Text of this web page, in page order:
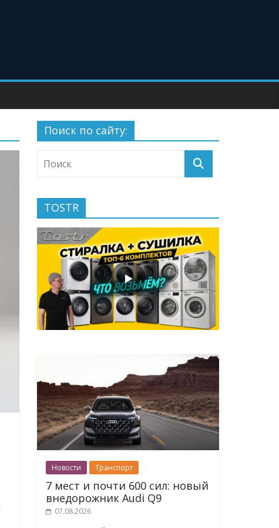
Поиск по сайту:
TOSTR
Новости Транспорт
7 мест и почти 600 сил: новый
внедорожник Audi Q9
07.08.2026